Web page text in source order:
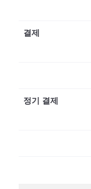
결제
정기 결제